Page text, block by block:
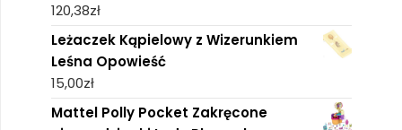
120,38zł
Leżaczek Kąpielowy z Wizerunkiem
Leśna Opowieść
15,00zł
Mattel Polly Pocket Zakręcone